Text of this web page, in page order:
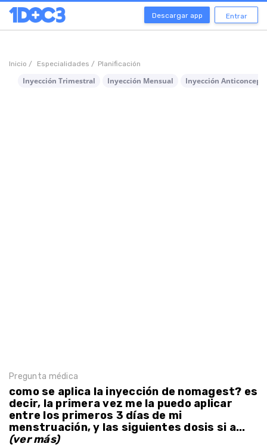
Descargar app Entrar
Inicio / Especialidades / Planificación
Inyección Trimestral Inyección Mensual Inyección
Pregunta médica
como se aplica la inyección de nomagest? es
decir, la primera vez me la puedo aplicar
entre los primeros 3 días de mi
menstruación, y las siguientes dosis si a...
(ver más)